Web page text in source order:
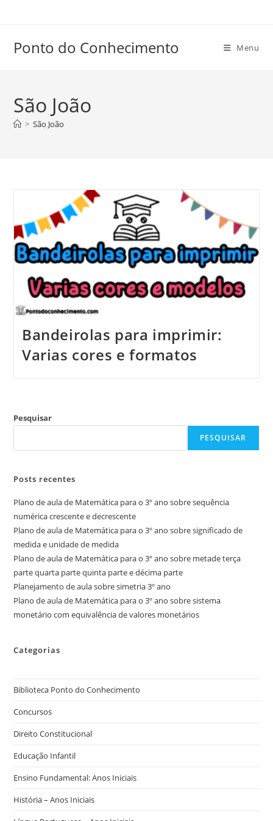
conteúdo
Ponto do Conhecimento Menu
São João
> São João
Bandeirolas para imprimir:
Varias cores e formatos
Pesquisar
PESQUISAR
Posts recentes
Plano de aula de Matemática para o 3º ano sobre sequência
numérica crescente e decrescente
Plano de aula de Matemática para o 3º ano sobre significado de
medida e unidade de medida
Plano de aula de Matemática para o 3º ano sobre metade terça
parte quarta parte quinta parte e décima parte
Planejamento de aula sobre simetria 3º ano
Plano de aula de Matemática para o 3º ano sobre sistema
monetário com equivalência de valores monetários
Categorias
Biblioteca Ponto do Conhecimento
Concursos
Direito Constitucional
Educação Infantil
Ensino Fundamental: Anos Iniciais
História – Anos Iniciais